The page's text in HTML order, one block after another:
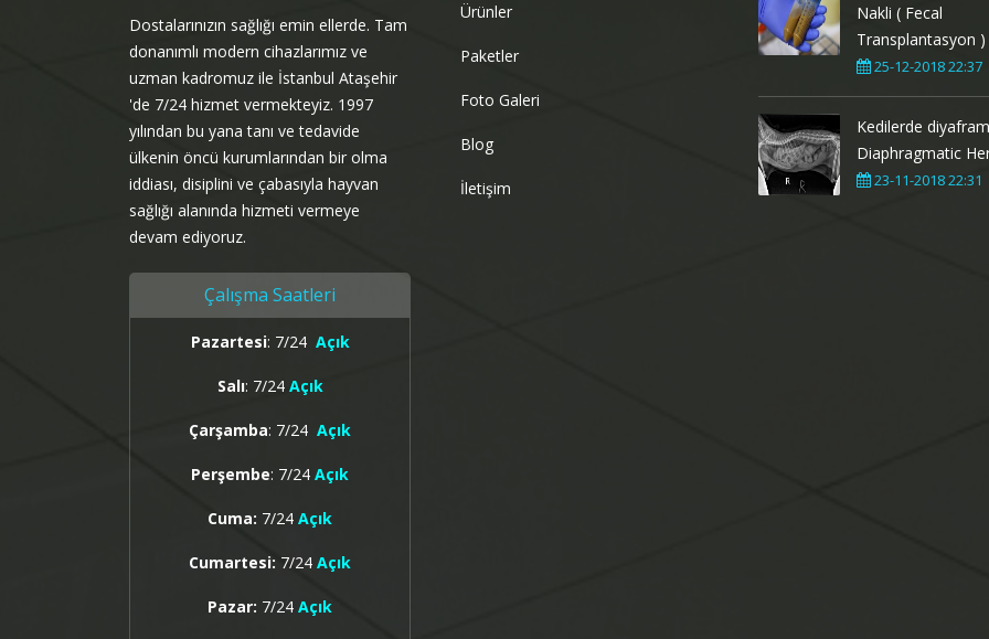
Dostalarınızın sağlığı emin ellerde. Tam
donanımlı modern cihazlarımız ve
uzman kadromuz ile İstanbul Ataşehir
'de 7/24 hizmet vermekteyiz. 1997
yılından bu yana tanı ve tedavide
ülkenin öncü kurumlarından bir olma
iddiası, disiplini ve çabasıyla hayvan
sağlığı alanında hizmeti vermeye
devam ediyoruz.
Çalışma Saatleri
Pazartesi: 7/24 Açık
Salı: 7/24 Açık
Çarşamba: 7/24 Açık
Perşembe: 7/24 Açık
Cuma: 7/24 Açık
Cumartesi: 7/24 Açık
Pazar: 7/24 Açık
Ürünler
Paketler
Foto Galeri
Blog
İletişim
Nakli ( Fecal
Transplantasyon )
25-12-2018 22:37
Kedilerde diyafram
Diaphragmatic
23-11-2018 22:31